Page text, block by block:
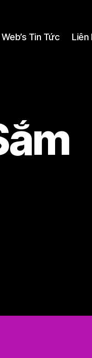
Web’s Tin Tức Liên